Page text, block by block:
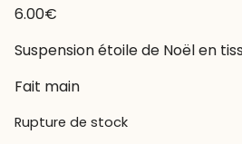
6.00€
Suspension étoile de Noël en
Fait main
Rupture de stock